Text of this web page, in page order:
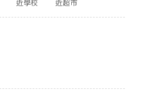
近學校 近超市